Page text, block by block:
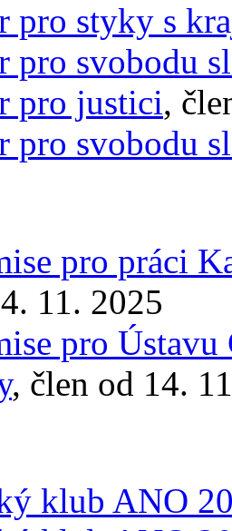
pro styky s
pro svobodu
pro justici,
pro svobodu
pro práci
11. 2025
pro
, člen od 14.
klub ANO